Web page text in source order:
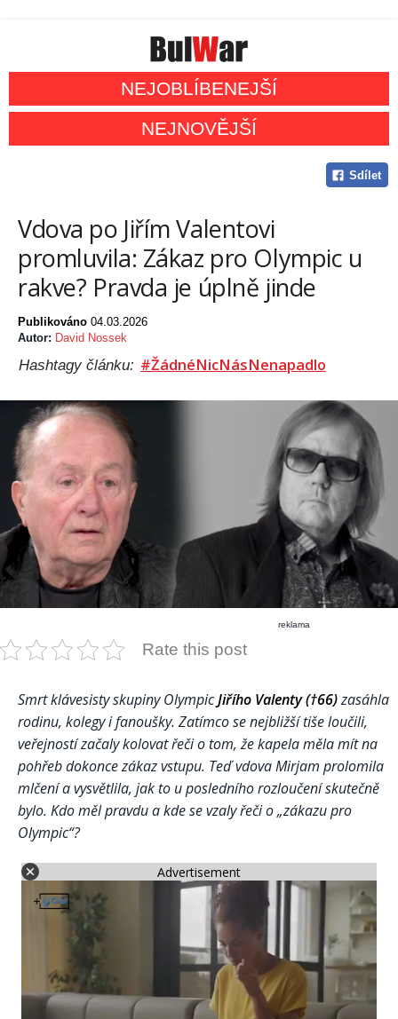
NEJOBLÍBENEJŠÍ
NEJNOVĚJŠÍ
Sdílet
Vdova po Jiřím Valentovi
promluvila: Zákaz pro Olympic u
rakve? Pravda je úplně jinde
Publikováno 04.03.2026
Autor: David Nossek
Hashtagy článku: #ŽádnéNicNásNenapadlo
reklama
Rate this post
Smrt klávesisty skupiny OlympicJiřího Valenty (†66)zasáhla
rodinu, kolegy i fanoušky. Zatímco se nejbližší tiše loučili,
veřejností začaly kolovat řeči o tom, že kapela měla mít na
pohřeb dokonce zákaz vstupu. Teď vdova Mirjam prolomila
mlčení a vysvětlila, jak to u posledního rozloučení skutečně
bylo. Kdo měl pravdu a kde se vzaly řeči o „zákazu pro
Olympic“?
Advertisement